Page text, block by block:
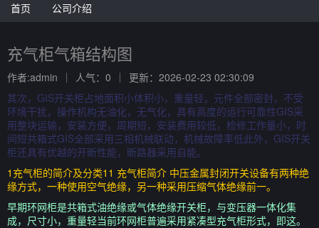
首页 公司介绍
充气柜气箱结构图
作者:admin 人气：0
更新：2026-02-23 02:30:09
其次，GIS开关柜占地面积小体积小，重量轻，元件全部密封，不受
环境干扰，操作机构无油化，无气化，具有高度的运行可靠性GIS采
用整块运输，安装方便，周期短，安装费用较低，检修工作量小，时
间短共箱式GIS全部采用三相机械联动，机械故障率低此外，GIS开关
柜还具有优越的开断性能，断路器采用自能。
1充气柜的简介及分类11 充气柜简介 中压金属封闭开关设备有两种绝
缘方式，一种使用空气绝缘，另一种采用压缩气体绝缘前一。
早期环网柜是共箱式油绝缘或气体绝缘开关柜，与变压器一体化集
成，尺寸小，重量轻当前环网柜普遍采用紧凑型充气柜形式，即这。